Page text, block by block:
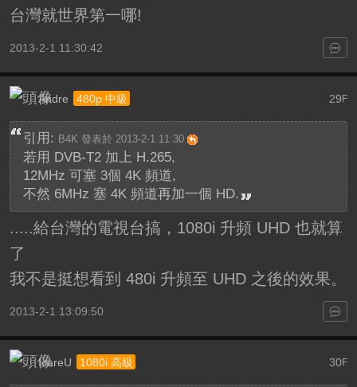
台灣就世界第一哪!
2013-2-1 11:30:42
29F
Andre 480p 中級
引用: B4K 發表於 2013-2-1 11:30
若用 DVB-T2 加上 H.265,
12MHz 可塞 3個 4K 頻道,
不然 6MHz 塞 4K 頻道再加一個 HD.
.....給台灣的電視台搞，1080i 升頻 UHD 也就算
了
我不是挺想看到 480i 升頻至 UHD 之後的效果。
2013-2-1 13:09:50
30F
IcareU 1080i 高級